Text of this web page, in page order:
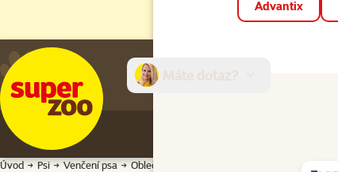
Advantix
Úvod Psi Venčení psa Oblečky pro psy a doplňky